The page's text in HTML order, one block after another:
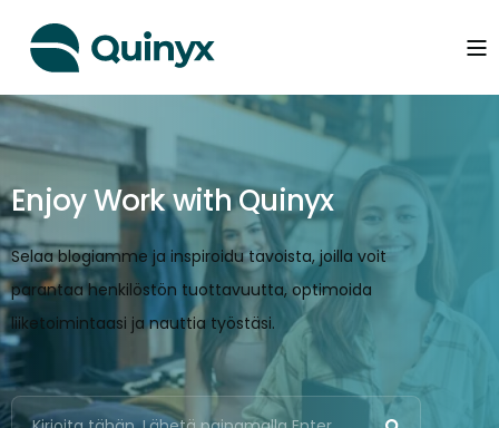
Enjoy Work with Quinyx
Selaa blogiamme ja inspiroidu tavoista, joilla voit
parantaa henkilöstön tuottavuutta, optimoida
liiketoimintaasi ja nauttia työstäsi.